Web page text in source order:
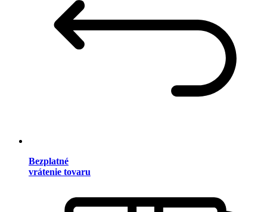
Bezplatné
vrátenie tovaru